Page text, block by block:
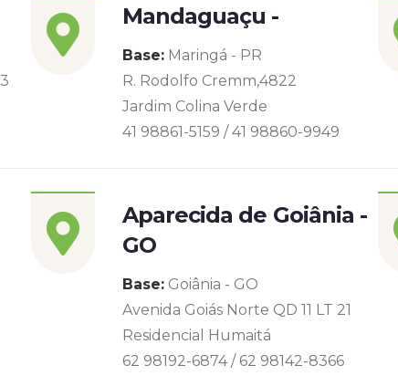
Mandaguaçu -
Base: Maringá - PR
R. Rodolfo Cremm,4822
Jardim Colina Verde
41 98861-5159 / 41 98860-9949
Aparecida de Goiânia -
GO
Base: Goiânia - GO
Avenida Goiás Norte QD 11 LT 21
Residencial Humaitá
62 98192-6874 / 62 98142-8366